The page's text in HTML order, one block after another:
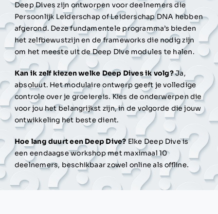
Deep Dives zijn ontworpen voor deelnemers die
Persoonlijk Leiderschap of Leiderschap DNA hebben
afgerond. Deze fundamentele programma’s bieden
het zelfbewustzijn en de frameworks die nodig zijn
om het meeste uit de Deep Dive modules te halen.
Kan ik zelf kiezen welke Deep Dives ik volg?Ja,
absoluut. Het modulaire ontwerp geeft je volledige
controle over je groeiereis. Kies de onderwerpen die
voor jou het belangrijkst zijn, in de volgorde die jouw
ontwikkeling het beste dient.
Hoe lang duurt een Deep Dive? Elke Deep Dive is
een eendaagse workshop met maximaal 10
deelnemers, beschikbaar zowel online als offline.